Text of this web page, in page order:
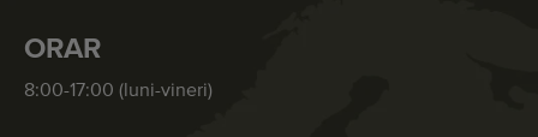
ORAR
8:00-17:00 (luni-vineri)